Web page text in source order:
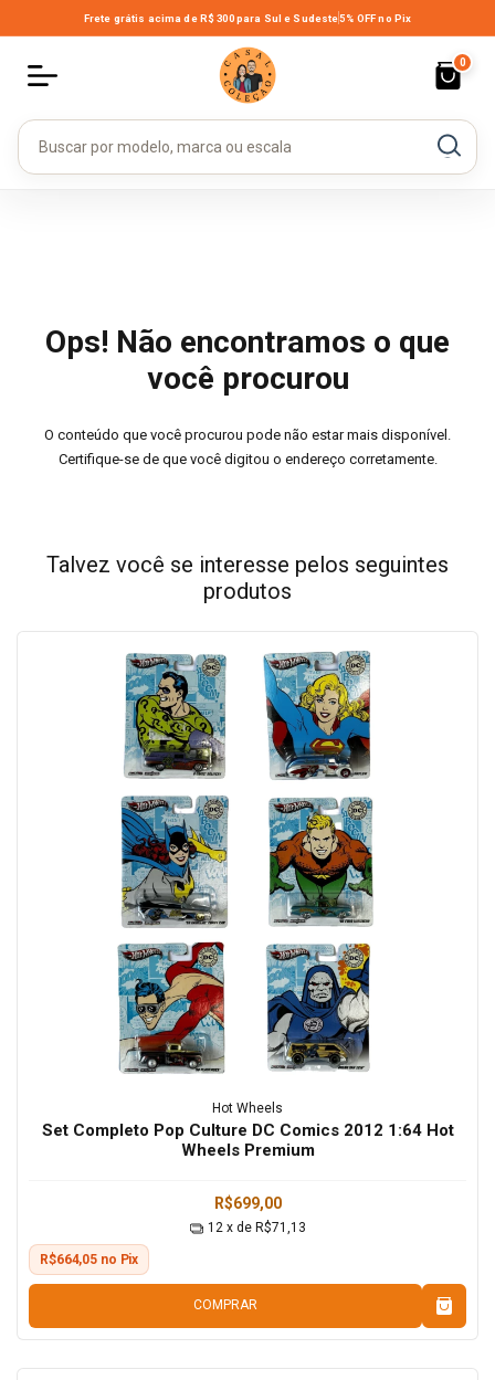
Frete grátis acima de R$ 300para Sul e Sudeste5% OFF no Pix
0
Ops! Não encontramos o que
você procurou
O conteúdo que você procurou pode não estar mais disponível.
Certifique-se de que você digitou o endereço corretamente.
Talvez você se interesse pelos seguintes
produtos
Hot Wheels
Set Completo Pop Culture DC Comics 2012 1:64 Hot
Wheels Premium
R$699,00
12 x de R$71,13
R$664,05 no Pix
COMPRAR